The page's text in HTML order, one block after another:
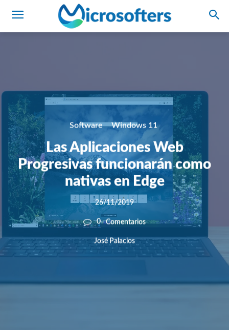
Software Windows 11
Las Aplicaciones Web
Progresivas funcionarán como
nativas en Edge
26/11/2019
0 Comentarios
José Palacios